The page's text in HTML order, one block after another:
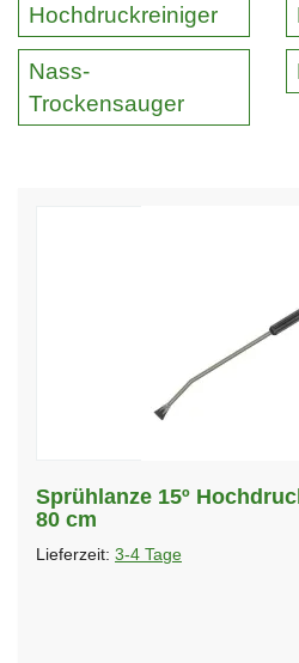
Hochdruckreiniger
Nass-
Trockensauger
Sprühlanze 15º
80 cm
Lieferzeit: 3-4 Tage